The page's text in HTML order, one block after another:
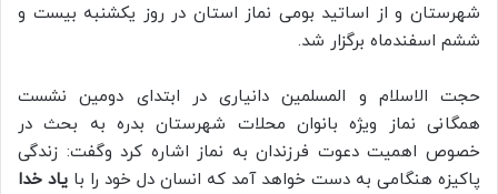
شهرستان و از اساتید بومی نماز استان در روز یکشنبه بیست و
ششم اسفندماه برگزار شد.
حجت الاسلام و المسلمین دانیاری در ابتدای دومین نشست
همگانی نماز ویژه بانوان محلات شهرستان بدره به بحث در
خصوص اهمیت دعوت فرزندان به نماز اشاره کرد وگفت: زندگی
پاکیزه هنگامی به دست خواهد آمد که انسان دل خود را با یاد خدا